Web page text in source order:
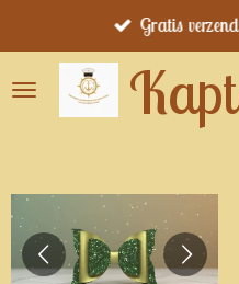
direct
naar
Gratis